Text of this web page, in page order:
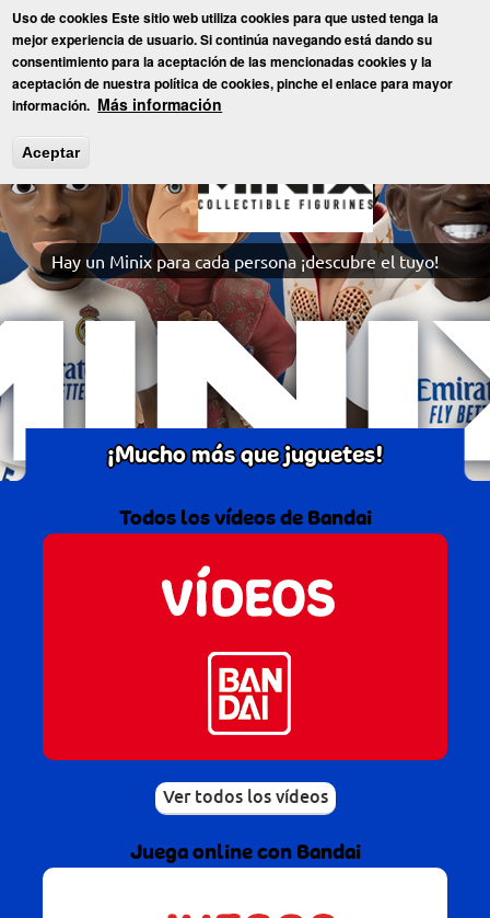
Uso de cookies Este sitio web utiliza cookies para que usted tenga la
mejor experiencia de usuario. Si continúa navegando está dando su
consentimiento para la aceptación de las mencionadas cookies y la
aceptación de nuestra política de cookies, pinche el enlace para mayor
información. Más información
Aceptar
Pasar
contenido
principal
Inicio »Juguetes» MINIX
Hay un Minix para cada persona ¡descubre el tuyo!
¡Mucho más que juguetes!
Todos los vídeos de Bandai
Ver todos los vídeos
Juega online con Bandai